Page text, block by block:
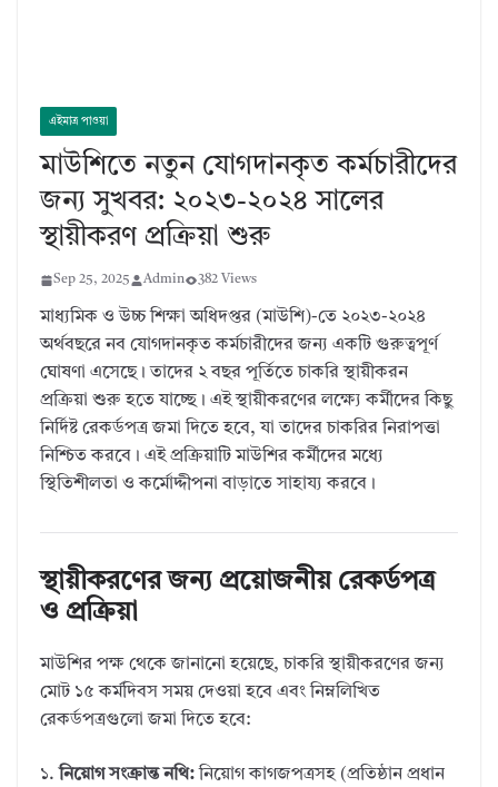
এইমাত্র পাওয়া
মাউশিতে নতুন যোগদানকৃত কর্মচারীদের
জন্য সুখবর: ২০২৩-২০২৪ সালের
স্থায়ীকরণ প্রক্রিয়া শুরু
Sep 25, 2025 Admin 382 Views
মাধ্যমিক ও উচ্চ শিক্ষা অধিদপ্তর (মাউশি)-তে ২০২৩-২০২৪
অর্থবছরে নব যোগদানকৃত কর্মচারীদের জন্য একটি গুরুত্বপূর্ণ
ঘোষণা এসেছে। তাদের ২ বছর পূর্তিতে চাকরি স্থায়ীকরন
প্রক্রিয়া শুরু হতে যাচ্ছে। এই স্থায়ীকরণের লক্ষ্যে কর্মীদের কিছু
নির্দিষ্ট রেকর্ডপত্র জমা দিতে হবে, যা তাদের চাকরির নিরাপত্তা
নিশ্চিত করবে। এই প্রক্রিয়াটি মাউশির কর্মীদের মধ্যে
স্থিতিশীলতা ও কর্মোদ্দীপনা বাড়াতে সাহায্য করবে।
স্থায়ীকরণের জন্য প্রয়োজনীয় রেকর্ডপত্র
ও প্রক্রিয়া
মাউশির পক্ষ থেকে জানানো হয়েছে, চাকরি স্থায়ীকরণের জন্য
মোট ১৫ কর্মদিবস সময় দেওয়া হবে এবং নিম্নলিখিত
রেকর্ডপত্রগুলো জমা দিতে হবে:
১.নিয়োগ সংক্রান্ত নথি:নিয়োগ কাগজপত্রসহ (প্রতিষ্ঠান প্রধান